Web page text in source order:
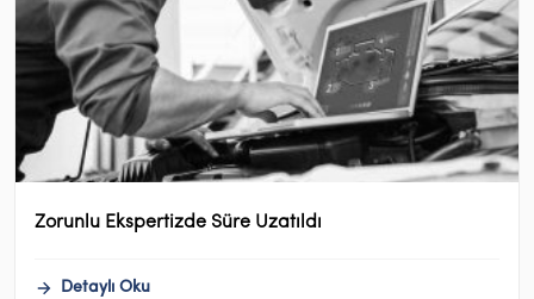
Zorunlu Ekspertizde Süre Uzatıldı
Detaylı Oku